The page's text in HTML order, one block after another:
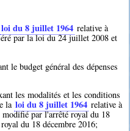
loi du 8 juillet 1964 relative à
par la loi du 24 juillet 2008 et
le budget général des dépenses
les modalités et les conditions
la loi du 8 juillet 1964 relative à
par l'arrêté royal du 18
du 18 décembre 2016;